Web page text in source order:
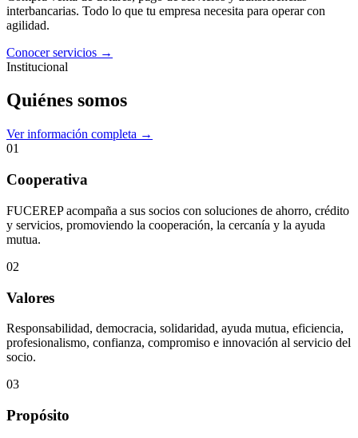
interbancarias. Todo lo que tu empresa necesita para operar con
agilidad.
Conocer servicios →
Institucional
Quiénes somos
Ver información completa →
01
Cooperativa
FUCEREP acompaña a sus socios con soluciones de ahorro, crédito
y servicios, promoviendo la cooperación, la cercanía y la ayuda
mutua.
02
Valores
Responsabilidad, democracia, solidaridad, ayuda mutua, eficiencia,
profesionalismo, confianza, compromiso e innovación al servicio del
socio.
03
Propósito